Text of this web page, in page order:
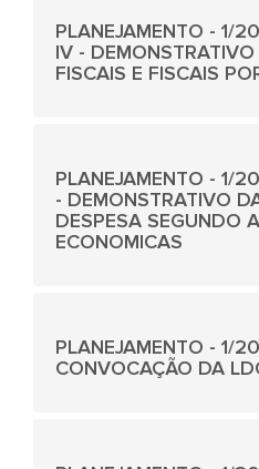
PLANEJAMENTO - 1/
IV -
FISCAIS E FISCAIS
PLANEJAMENTO - 1/
- DEMONSTRATIVO
DESPESA SEGUNDO
ECONOMICAS
PLANEJAMENTO - 1/
CONVOCAÇÃO DA